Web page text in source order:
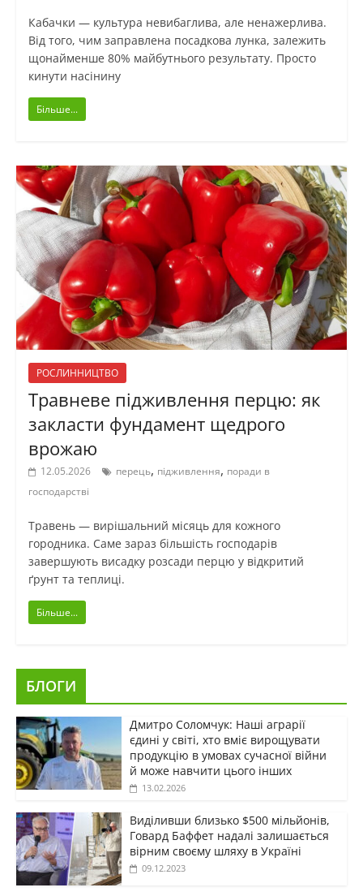
Кабачки — культура невибаглива, але ненажерлива.
Від того, чим заправлена посадкова лунка, залежить
щонайменше 80% майбутнього результату. Просто
кинути насінину
Більше...
РОСЛИННИЦТВО
Травневе підживлення перцю: як
закласти фундамент щедрого
врожаю
12.05.2026 перець, підживлення, поради в
господарстві
Травень — вирішальний місяць для кожного
городника. Саме зараз більшість господарів
завершують висадку розсади перцю у відкритий
ґрунт та теплиці.
Більше...
БЛОГИ
Дмитро Соломчук: Наші аграрії
єдині у світі, хто вміє вирощувати
продукцію в умовах сучасної війни
й може навчити цього інших
13.02.2026
Виділивши близько $500 мільйонів,
Говард Баффет надалі залишається
вірним своєму шляху в Україні
09.12.2023